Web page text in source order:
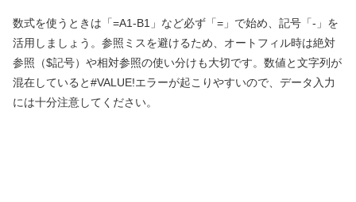
数式を使うときは「=A1-B1」など必ず「=」で始め、記号「-」を
活用しましょう。参照ミスを避けるため、オートフィル時は絶対
参照（$記号）や相対参照の使い分けも大切です。数値と文字列が
混在していると#VALUE!エラーが起こりやすいので、データ入力
には十分注意してください。